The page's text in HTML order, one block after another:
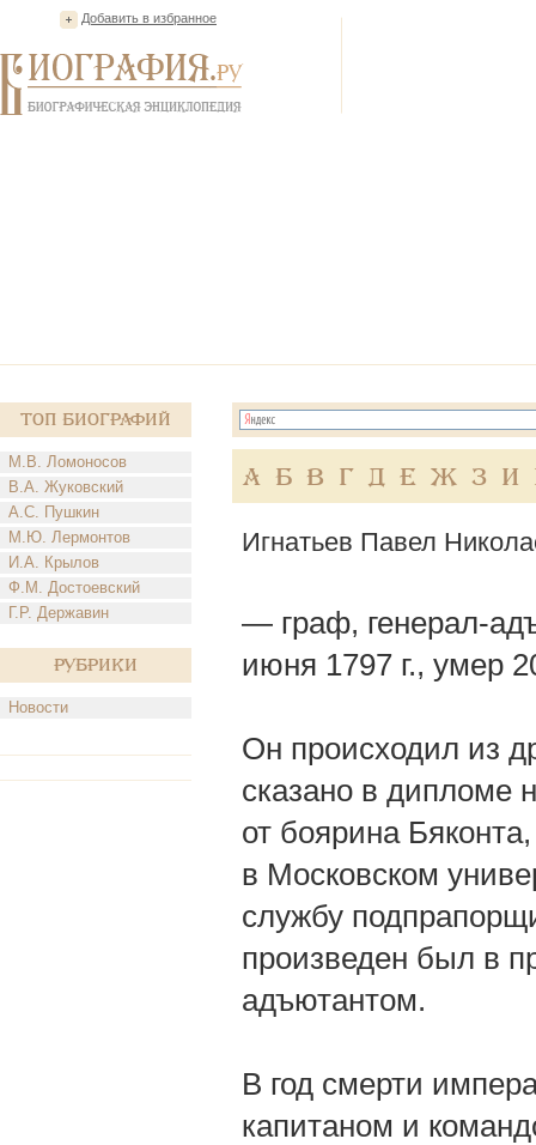
Добавить в избранное
Топ Биографий
М.В. Ломоносов
В.А. Жуковский
А.С. Пушкин
М.Ю. Лермонтов
И.А. Крылов
Ф.М. Достоевский
Г.Р. Державин
Рубрики
Новости
А Б В Г Д Е Ж З И
Игнатьев Павел
— граф, генерал-
июня 1797 г., умер
Он происходил из
сказано в дипломе
от боярина
в Московском
службу
произведен был в
адъютантом.
В год смерти
капитаном и